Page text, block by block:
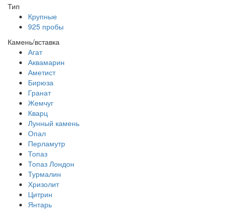
Тип
Крупные
925 пробы
Камень/вставка
Агат
Аквамарин
Аметист
Бирюза
Гранат
Жемчуг
Кварц
Лунный камень
Опал
Перламутр
Топаз
Топаз Лондон
Турмалин
Хризолит
Цитрин
Янтарь